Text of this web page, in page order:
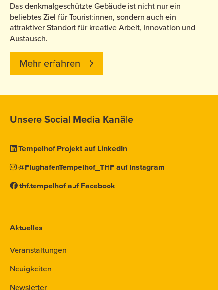
Das denkmalgeschützte Gebäude ist nicht nur ein
beliebtes Ziel für Tourist:innen, sondern auch ein
attraktiver Standort für kreative Arbeit, Innovation und
Austausch.
Mehr erfahren
Unsere Social Media Kanäle
Tempelhof Projekt auf LinkedIn
@FlughafenTempelhof_THF auf Instagram
thf.tempelhof auf Facebook
Aktuelles
Veranstaltungen
Neuigkeiten
Newsletter